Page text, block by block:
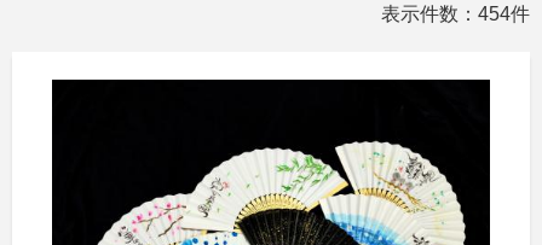
表示件数：454件